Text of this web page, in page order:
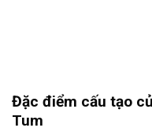
Đặc điểm cấu tạo
Tum